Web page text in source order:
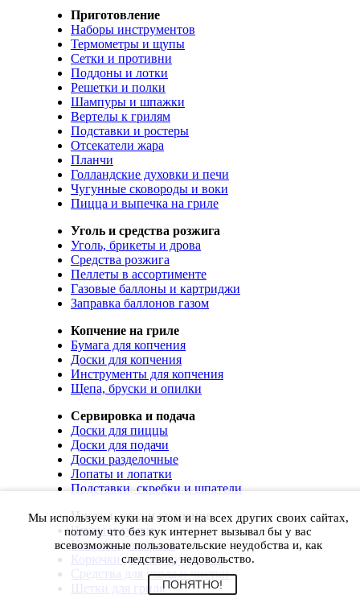
Приготовление
Наборы инструментов
Термометры и щупы
Сетки и противни
Поддоны и лотки
Решетки и полки
Шампуры и шпажки
Вертелы к грилям
Подставки и ростеры
Отсекатели жара
Планчи
Голландские духовки и печи
Чугунные сковороды и воки
Пицца и выпечка на гриле
Уголь и средства розжига
Уголь, брикеты и дрова
Средства розжига
Пеллеты в ассортименте
Газовые баллоны и картриджи
Заправка баллонов газом
Копчение на гриле
Бумага для копчения
Доски для копчения
Инструменты для копчения
Щепа, бруски и опилки
Сервировка и подача
Доски для пиццы
Доски для подачи
Доски разделочные
Лопаты и лопатки
Подставки, скребки и шпатели
Чистка, уход и хранение
Чехлы и сумки
Коврики для гриля
Корючки для инструментов
Средства для ухода и чистки
Щетки для гриля
Мы используем куки на этом и на всех других своих сайтах,
потому что без кук интернет вызывал бы у вас
всевозможные пользовательские неудобства и, как
следствие, недовольство.
ПОНЯТНО!